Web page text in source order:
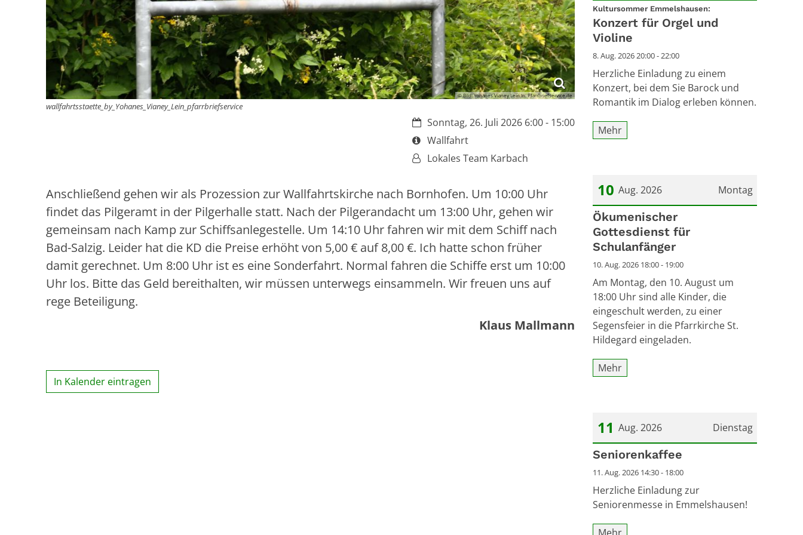
© Bild: Yohanes Vianey Lein In: Pfarrbriefservice.de
wallfahrtsstaette_by_Yohanes_Vianey_Lein_pfarrbriefservice
Datum:Sonntag, 26. Juli 2026 6:00 - 15:00
Art bzw. Nummer:
Wallfahrt
Von:Lokales Team Karbach
Anschließend gehen wir als Prozession zur Wallfahrtskirche nach Bornhofen. Um 10:00 Uhr
findet das Pilgeramt in der Pilgerhalle statt. Nach der Pilgerandacht um 13:00 Uhr, gehen wir
gemeinsam nach Kamp zur Schiffsanlegestelle. Um 14:10 Uhr fahren wir mit dem Schiff nach
Bad-Salzig. Leider hat die KD die Preise erhöht von 5,00 € auf 8,00 €. Ich hatte schon früher
damit gerechnet. Um 8:00 Uhr ist es eine Sonderfahrt. Normal fahren die Schiffe erst um 10:00
Uhr los. Bitte das Geld bereithalten, wir müssen unterwegs einsammeln. Wir freuen uns auf
rege Beteiligung.
Klaus Mallmann
In Kalender eintragen
Datum: 8. August 2026
Kultursommer Emmelshausen:
Konzert für Orgel und
Violine
8. Aug. 2026 20:00 - 22:00
Herzliche Einladung zu einem
Konzert, bei dem Sie Barock und
Romantik im Dialog erleben können.
Mehr
Montag
10 Aug. 2026
Datum: 10. August 2026
Ökumenischer
Gottesdienst für
Schulanfänger
10. Aug. 2026 18:00 - 19:00
Am Montag, den 10. August um
18:00 Uhr sind alle Kinder, die
eingeschult werden, zu einer
Segensfeier in die Pfarrkirche St.
Hildegard eingeladen.
Mehr
Dienstag
11 Aug. 2026
Datum: 11. August 2026
Seniorenkaffee
11. Aug. 2026 14:30 - 18:00
Herzliche Einladung zur
Seniorenmesse in Emmelshausen!